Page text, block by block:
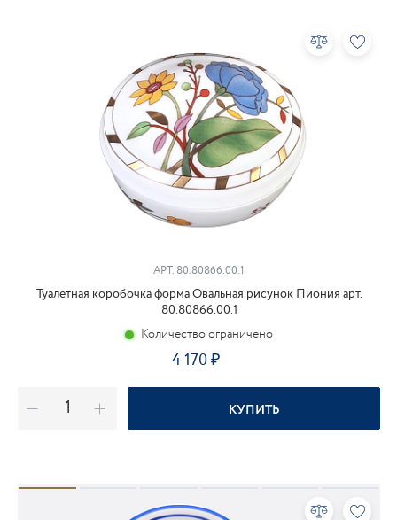
АРТ. 80.80866.00.1
Туалетная коробочка форма Овальная рисунок Пиония арт.
80.80866.00.1
Количество ограничено
4 170
КУПИТЬ